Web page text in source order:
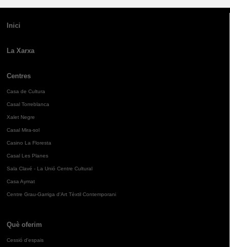
Inici
La Xarxa
Centres
Casa de Cultura
Casal Torreblanca
Xalet Negre
Casal Mira-sol
Casino La Floresta
Casal Les Planes
Sala Clavé - La Unió Centre Cultural
Casa Aymat
Centre Grau-Garriga d'Art Tèxtil Contemporani
Què oferim
Cessió d'espais